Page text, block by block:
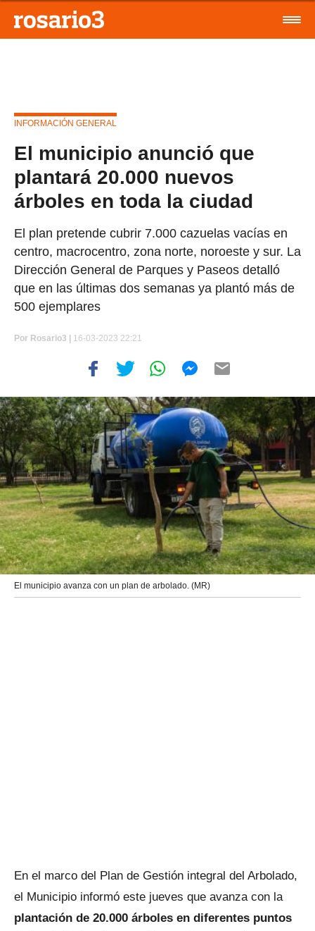
INFORMACIÓN GENERAL
El municipio anunció que
plantará 20.000 nuevos
árboles en toda la ciudad
El plan pretende cubrir 7.000 cazuelas vacías en
centro, macrocentro, zona norte, noroeste y sur. La
Dirección General de Parques y Paseos detalló
que en las últimas dos semanas ya plantó más de
500 ejemplares
Por Rosario3 | 16-03-2023 22:21
El municipio avanza con un plan de arbolado. (MR)
En el marco del Plan de Gestión integral del Arbolado,
el Municipio informó este jueves que avanza con la
plantación de 20.000 árboles en diferentes puntos